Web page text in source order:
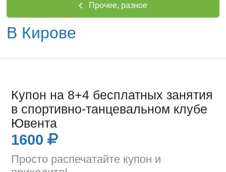
Прочее, разное
В Кирове
Купон на 8+4 бесплатных занятия
в спортивно-танцевальном клубе
Ювента
1600
Просто распечатайте купон и